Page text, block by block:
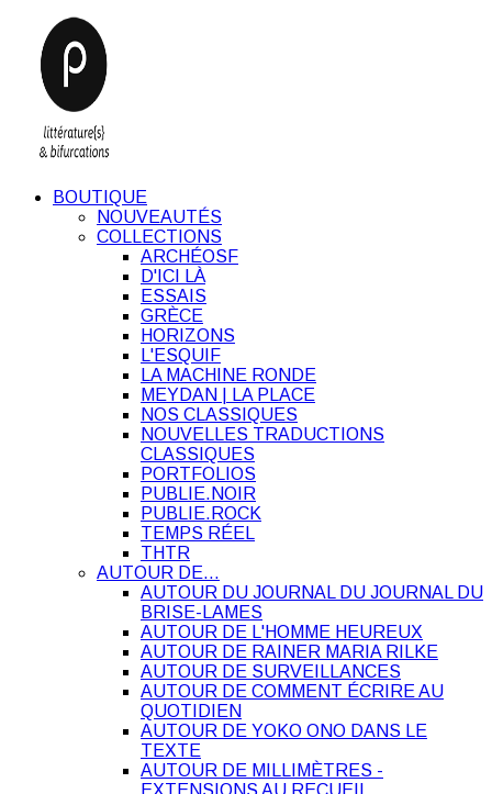
BOUTIQUE
NOUVEAUTÉS
COLLECTIONS
ARCHÉOSF
D'ICI LÀ
ESSAIS
GRÈCE
HORIZONS
L'ESQUIF
LA MACHINE RONDE
MEYDAN | LA PLACE
NOS CLASSIQUES
NOUVELLES TRADUCTIONS
CLASSIQUES
PORTFOLIOS
PUBLIE.NOIR
PUBLIE.ROCK
TEMPS RÉEL
THTR
AUTOUR DE…
AUTOUR DU JOURNAL DU JOURNAL DU
BRISE-LAMES
AUTOUR DE L'HOMME HEUREUX
AUTOUR DE RAINER MARIA RILKE
AUTOUR DE SURVEILLANCES
AUTOUR DE COMMENT ÉCRIRE AU
QUOTIDIEN
AUTOUR DE YOKO ONO DANS LE
TEXTE
AUTOUR DE MILLIMÈTRES -
EXTENSIONS AU RECUEIL